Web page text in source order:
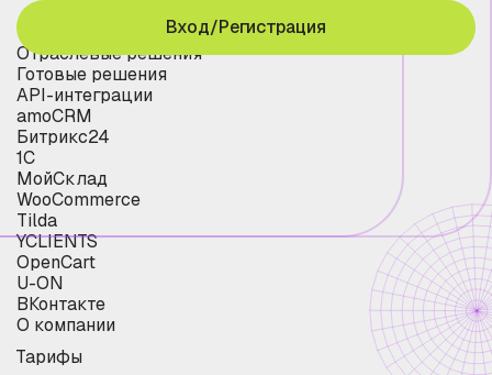
Отраслевые решения
Готовые решения
API-интеграции
amoCRM
Битрикс24
1С
МойСклад
WooCommerce
Tilda
YCLIENTS
OpenCart
U-ON
ВКонтакте
О компании
Тарифы
Вход/Регистрация